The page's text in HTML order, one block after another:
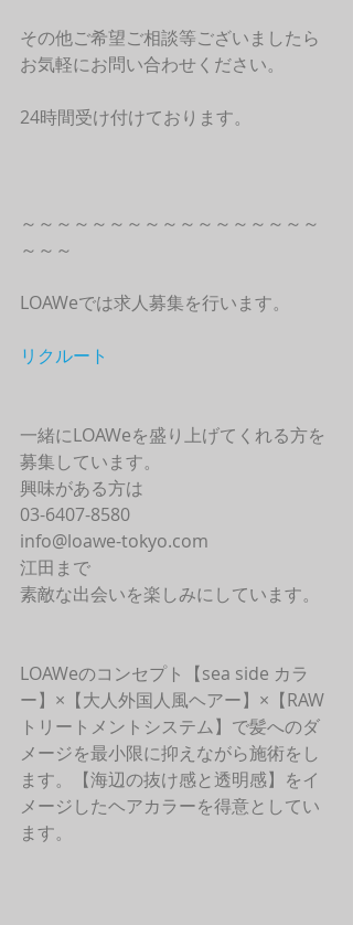
その他ご希望ご相談等ございましたら
お気軽にお問い合わせください。
24時間受け付けております。
～～～～～～～～～～～～～～～～～
～～～
LOAWeでは求人募集を行います。
リクルート
一緒にLOAWeを盛り上げてくれる方を
募集しています。
興味がある方は
03-6407-8580
info@loawe-tokyo.com
江田まで
素敵な出会いを楽しみにしています。
LOAWeのコンセプト【sea side カラ
ー】×【大人外国人風ヘアー】×【RAW
トリートメントシステム】で髪へのダ
メージを最小限に抑えながら施術をし
ます。【海辺の抜け感と透明感】をイ
メージしたヘアカラーを得意としてい
ます。